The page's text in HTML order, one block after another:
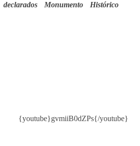
Monumento Histórico
{youtube}gvmiiB0dZPs{/youtube}